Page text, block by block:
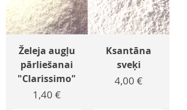
Želeja augļu
pārliešanai
"Clarissimo"
Cena
1,40 €
Ksantāna
sveķi
Cena
4,00 €